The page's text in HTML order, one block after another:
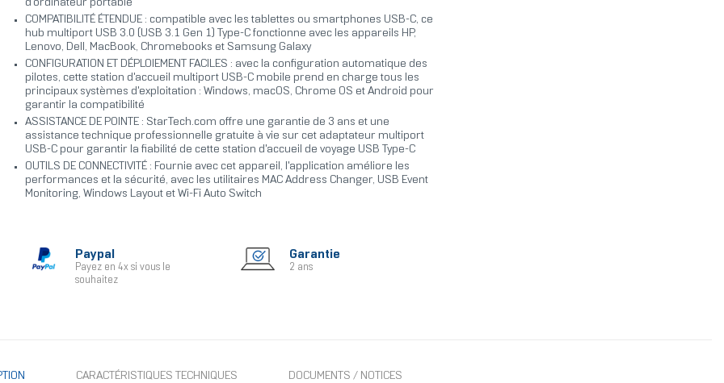
d'ordinateur portable
COMPATIBILITÉ ÉTENDUE : compatible avec les tablettes ou smartphones USB-C, ce
hub multiport USB 3.0 (USB 3.1 Gen 1) Type-C fonctionne avec les appareils HP,
Lenovo, Dell, MacBook, Chromebooks et Samsung Galaxy
CONFIGURATION ET DÉPLOIEMENT FACILES : avec la configuration automatique des
pilotes, cette station d'accueil multiport USB-C mobile prend en charge tous les
principaux systèmes d'exploitation : Windows, macOS, Chrome OS et Android pour
garantir la compatibilité
ASSISTANCE DE POINTE : StarTech.com offre une garantie de 3 ans et une
assistance technique professionnelle gratuite à vie sur cet adaptateur multiport
USB-C pour garantir la fiabilité de cette station d'accueil de voyage USB Type-C
OUTILS DE CONNECTIVITÉ : Fournie avec cet appareil, l'application améliore les
performances et la sécurité, avec les utilitaires MAC Address Changer, USB Event
Monitoring, Windows Layout et Wi-Fi Auto Switch
Paypal
Payez en 4x si vous le
souhaitez
Garantie
2 ans
CARACTÉRISTIQUES TECHNIQUES DOCUMENTS / NOTICES